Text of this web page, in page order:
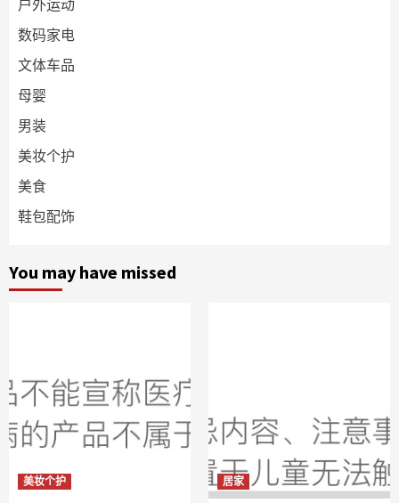
户外运动
数码家电
文体车品
母婴
男装
美妆个护
美食
鞋包配饰
You may have missed
美妆个护 居家